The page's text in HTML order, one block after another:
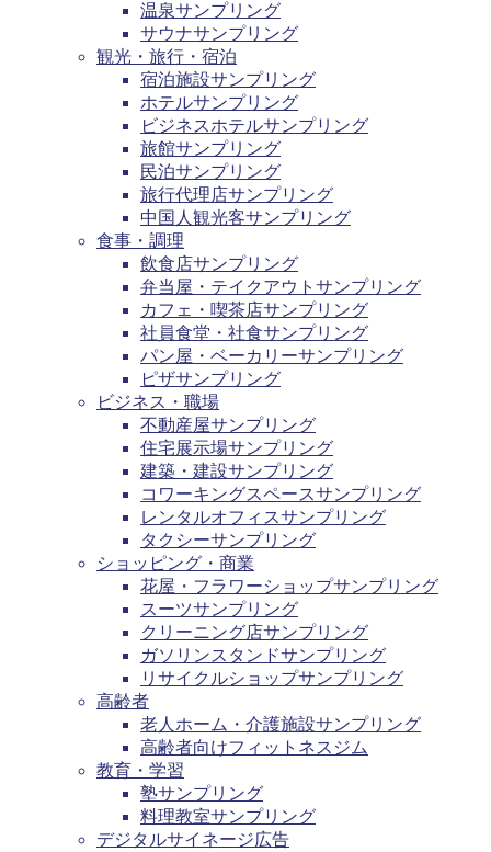
温泉サンプリング
サウナサンプリング
観光・旅行・宿泊
宿泊施設サンプリング
ホテルサンプリング
ビジネスホテルサンプリング
旅館サンプリング
民泊サンプリング
旅行代理店サンプリング
中国人観光客サンプリング
食事・調理
飲食店サンプリング
弁当屋・テイクアウトサンプリング
カフェ・喫茶店サンプリング
社員食堂・社食サンプリング
パン屋・ベーカリーサンプリング
ピザサンプリング
ビジネス・職場
不動産屋サンプリング
住宅展示場サンプリング
建築・建設サンプリング
コワーキングスペースサンプリング
レンタルオフィスサンプリング
タクシーサンプリング
ショッピング・商業
花屋・フラワーショップサンプリング
スーツサンプリング
クリーニング店サンプリング
ガソリンスタンドサンプリング
リサイクルショップサンプリング
高齢者
老人ホーム・介護施設サンプリング
高齢者向けフィットネスジム
教育・学習
塾サンプリング
料理教室サンプリング
デジタルサイネージ広告